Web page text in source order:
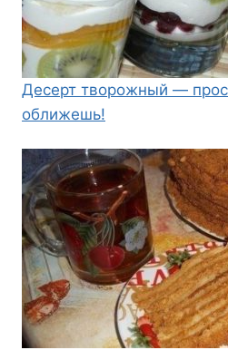
Десерт творожный —
оближешь!